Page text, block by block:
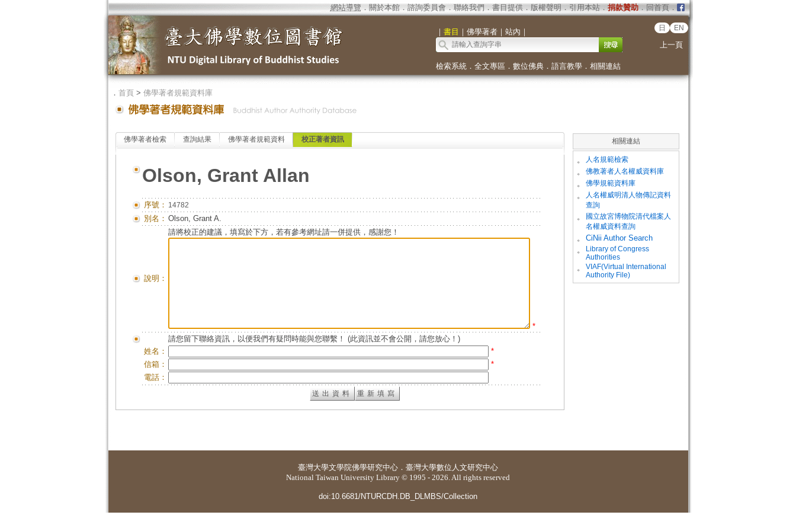
網站導覽 ． 關於本館． 諮詢委員會． 聯絡我們 ． 書目提供． 版權聲明 ． 引用本站． 捐款贊助．回首頁．
｜ 書目 ｜ 佛學著者｜ 站內 ｜ 日 EN
上一頁
檢索系統． 全文專區 ． 數位佛典． 語言教學． 相關連結
． 首頁> 佛學著者規範資料庫
佛學著者檢索 查詢結果 佛學著者規範資料 校正著者資訊
Olson, Grant Allan
序號： 14782
別名： Olson, Grant A.
說明：
請將校正的建議，填寫於下方，若有參考網址請一併提供，感謝您！
*
請您留下聯絡資訊，以便我們有疑問時能與您聯繫！ (此資訊並不會公開，請您放心！)
姓名：
*
信箱：
*
電話：
相關連結
。 人名規範檢索
。 佛教著者人名權威資料庫
。 佛學規範資料庫
。
人名權威明清人物傳記資料
查詢
。
國立故宮博物院清代檔案人
名權威資料查詢
。
CiNii Author Search
。
Library of Congress
Authorities
。
VIAF(Virtual International
Authority File)
臺灣大學文學院佛學研究中心 ． 臺灣大學數位人文研究中心
National Taiwan University Library © 1995 - 2026. All rights reserved
doi:10.6681/NTURCDH.DB_DLMBS/Collection